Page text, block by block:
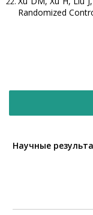
Randomized
Научные